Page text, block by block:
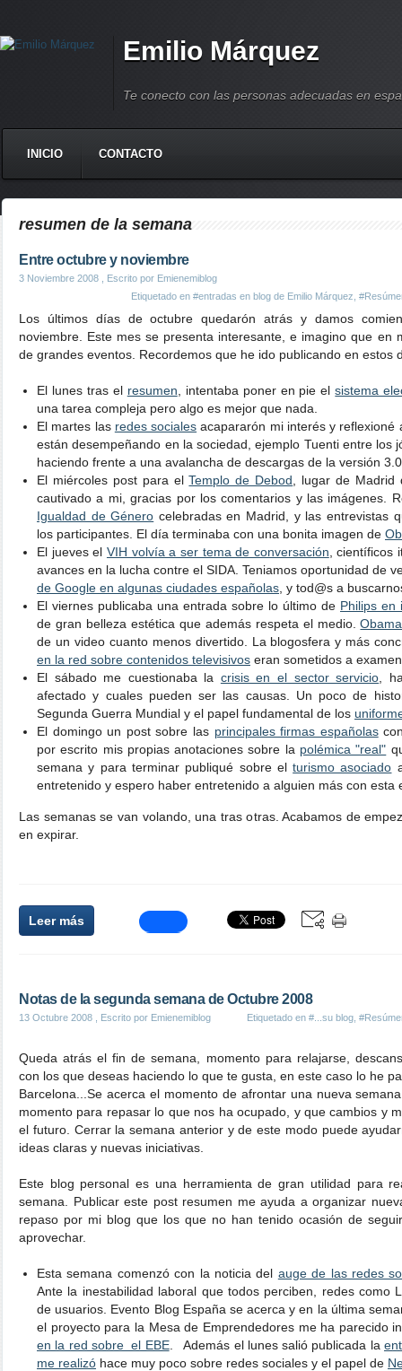
Emilio Márquez
Te conecto con las personas adecuadas en
INICIO CONTACTO
resumen de la semana
Entre octubre y noviembre
3 Noviembre 2008 , Escrito por Emienemiblog
Etiquetado en #entradas en blog de Emilio Márquez
Los últimos días de octubre quedarón atrás y damos
noviembre. Este mes se presenta interesante, e imagino que en
de grandes eventos. Recordemos que he ido publicando en estos
El lunes tras el resumen , intentaba poner en pie elsistema
una tarea compleja pero algo es mejor que nada.
El martes las redes sociales acapararón mi interés y reflexioné
están desempeñando en la sociedad, ejemplo Tuenti entre los
haciendo frente a una avalancha de descargas de la versión
El miércoles post para elTemplo de Debod , lugar de
cautivado a mi, gracias por los comentarios y las imágenes.
Igualdad de Género celebradas en Madrid, y las entrevistas
los participantes. El día terminaba con una bonita imagen de
El jueves el VIH volvía a ser tema de conversación ,
avances en la lucha contre el SIDA. Teniamos oportunidad de
de Google en algunas ciudades españolas , y tod@s a
El viernes publicaba una entrada sobre lo último de Philips en
de gran belleza estética que además respeta el medio.Obama
de un video cuanto menos divertido. La blogosfera y más
en la red sobre contenidos televisivos eran sometidos a
El sábado me cuestionaba la crisis en el sector servicio ,
afectado y cuales pueden ser las causas. Un poco de
Segunda Guerra Mundial y el papel fundamental de los
El domingo un post sobre las principales firmas españolas
por escrito mis propias anotaciones sobre la polémica "real"
semana y para terminar publiqué sobre elturismo asociado
entretenido y espero haber entretenido a alguien más con esta
Las semanas se van volando, una tras otras. Acabamos de
en expirar.
Leer más
Notas de la segunda semana de Octubre 2008
13 Octubre 2008 , Escrito por Emienemiblog Etiquetado en #...su blog
Queda atrás el fin de semana, momento para relajarse,
con los que deseas haciendo lo que te gusta, en este caso lo he
Barcelona...Se acerca el momento de afrontar una nueva
momento para repasar lo que nos ha ocupado, y que cambios y
el futuro. Cerrar la semana anterior y de este modo puede
ideas claras y nuevas iniciativas.
Este blog personal es una herramienta de gran utilidad para
semana. Publicar este post resumen me ayuda a organizar
repaso por mi blog que los que no han tenido ocasión de
aprovechar.
Esta semana comenzó con la noticia del auge de las redes
Ante la inestabilidad laboral que todos perciben, redes como
de usuarios. Evento Blog España se acerca y en la última
el proyecto para la Mesa de Emprendedores me ha parecido
en la red sobre el EBE. Además el lunes salió publicada la
me realizó hace muy poco sobre redes sociales y el papel de